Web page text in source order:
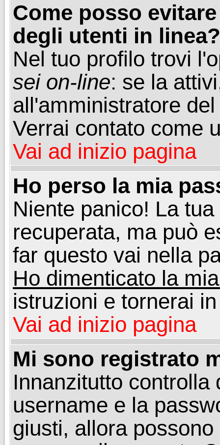
Come posso
degli utenti in linea?
Nel tuo profilo trovi
sei on-line: se la
all'amministratore
Verrai contato come
Vai ad inizio pagina
Ho perso la mia
Niente panico! La
recuperata, ma può
far questo vai nella
Ho dimenticato la
istruzioni e tornerai
Vai ad inizio pagina
Mi sono registrato
Innanzitutto controlla
username e la
giusti, allora